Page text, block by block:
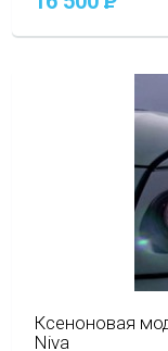
Ксеноновая
Niva